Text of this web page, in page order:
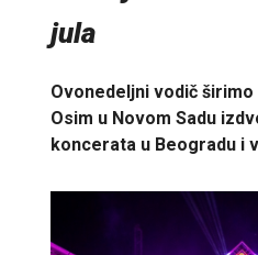
jula
Ovonedeljni vodič
Osim u Novom Sadu
koncerata u Beogradu i